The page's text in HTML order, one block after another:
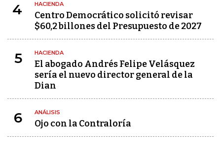
4 HACIENDA
Centro Democrático solicitó revisar
$60,2 billones del Presupuesto de 2027
5 HACIENDA
El abogado Andrés Felipe Velásquez
sería el nuevo director general de la
Dian
6 ANÁLISIS
Ojo con la Contraloría